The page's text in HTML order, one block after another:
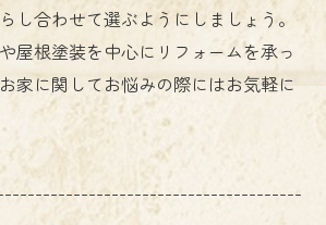
し合わせて選ぶようにしましょう。
屋根塗装を中心にリフォームを承っ
家に関してお悩みの際にはお気軽に